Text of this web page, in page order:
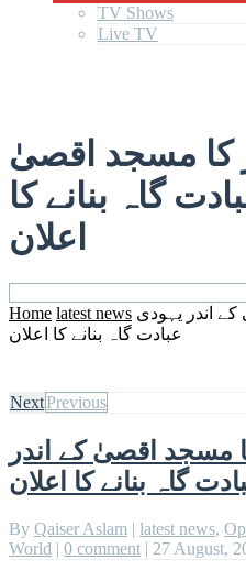
TV Shows
Live TV
کا مسجد اقصیٰ
گاہ بنانے کا
اعلان
Home latest news کے اندر یہودی
عبادت گاہ بنانے کا اعلان
NextPrevious
مسجد اقصیٰ کے اندر
گاہ بنانے کا اعلان
By Qaiser Aslam | latest news,
World | 0 comment | 27 August,